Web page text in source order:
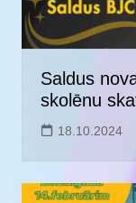
Saldus
skolēnu
18.10.2024